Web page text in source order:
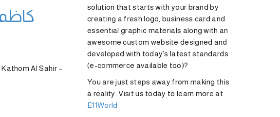
solution that starts with your brand by
creating a fresh logo, business card and
essential graphic materials along with an
awesome custom website designed and
developed with today's latest standards
(e-commerce available too)?
You are just steps away from making this
a reality. Visit us today to learn more at
E11World